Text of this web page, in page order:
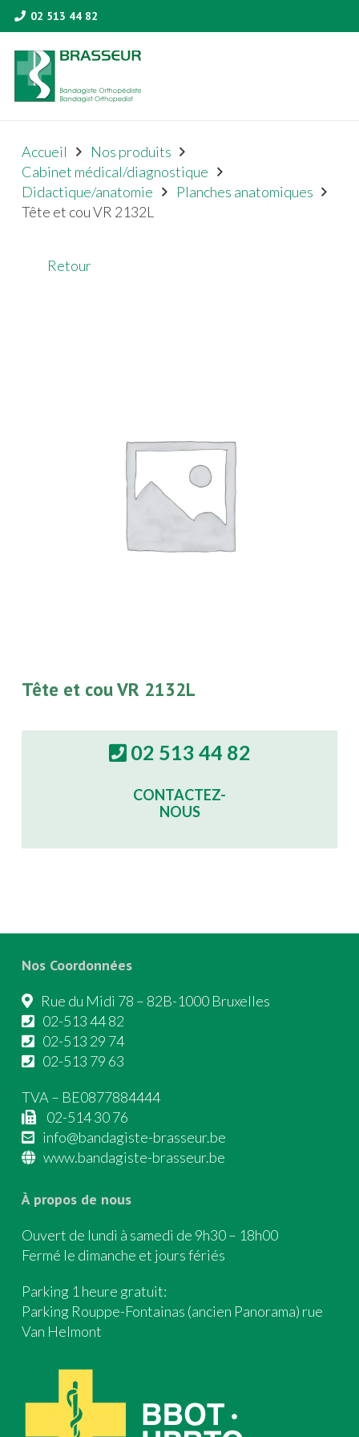
02 513 44 82
Accueil
Nos produits
Cabinet médical/diagnostique
Didactique/anatomie
Planches anatomiques
Tête et cou VR 2132L
Retour
Tête et cou VR 2132L
02 513 44 82
CONTACTEZ-
NOUS
Nos Coordonnées
Rue du Midi 78 – 82B-1000 Bruxelles
02-513 44 82
02-513 29 74
02-513 79 63
TVA – BE0877884444
02-514 30 76
info@bandagiste-brasseur.be
www.bandagiste-brasseur.be
À propos de nous
Ouvert de lundi à samedi de 9h30 – 18h00
Fermé le dimanche et jours fériés
Parking 1 heure gratuit:
Parking Rouppe-Fontainas (ancien Panorama) rue
Van Helmont